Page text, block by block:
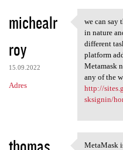
K
o
m
e
n
michealr
roy
15.09.2022
Adres
we can
we can say
in nature
different
platform
Metamask
any of the
http://
sksignin/
MetaMask